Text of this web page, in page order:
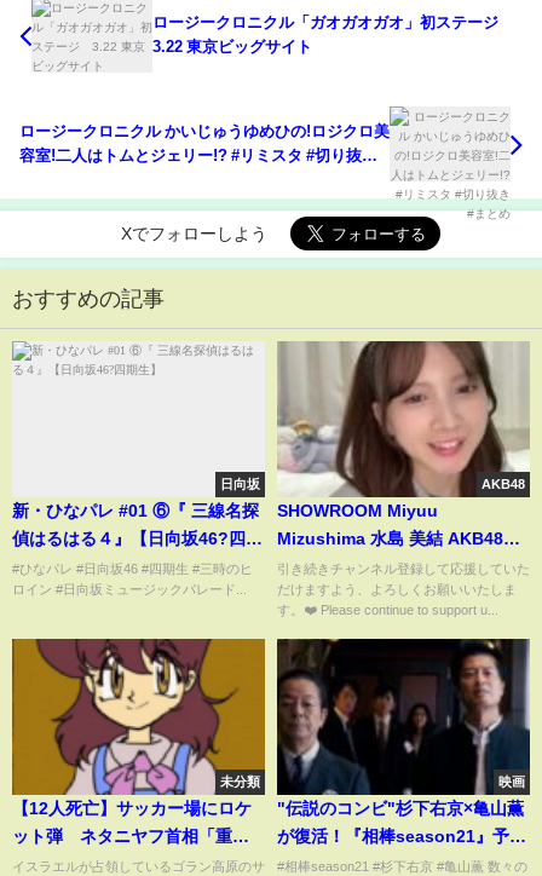
ロージークロニクル「ガオガオガオ」初ステージ
3.22 東京ビッグサイト
ロージークロニクル かいじゅうゆめひの!ロジクロ美
容室!二人はトムとジェリー!? #リミスタ #切り抜き #
Xでフォローしよう
おすすめの記事
日向坂
新・ひなパレ #01 ⑥『 三線名探
偵はるはる４』【日向坂46?四期
生】
#ひなパレ #日向坂46 #四期生 #三時のヒ
ロイン #日向坂ミュージックパレード...
AKB48
SHOWROOM Miyuu
Mizushima 水島 美結 AKB48
2025/11/17 23:01 JST
引き続きチャンネル登録して応援していた
だけますよう、よろしくお願いいたしま
す。❤️ Please continue to support u...
未分類
【12人死亡】サッカー場にロケ
ット弾 ネタニヤフ首相「重い
代償を支払うことになる」 ヒ
イスラエルが占領しているゴラン高原のサ
映画
"伝説のコンビ"杉下右京×亀山薫
が復活！『相棒season21』予告
映像公開
#相棒season21 #杉下右京 #亀山薫 数々の